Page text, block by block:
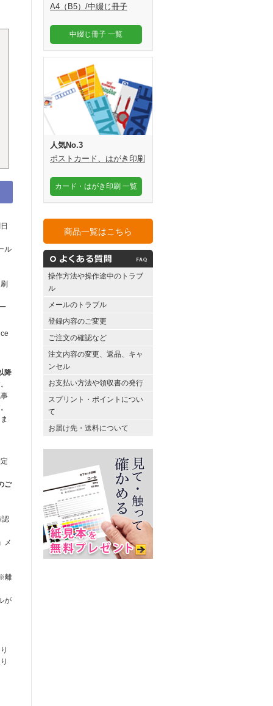
ル
降
ご
認
メ
離
が
A4（B5）/中綴じ冊子
中綴じ冊子 一覧
人気No.3
ポストカード、はがき印刷
カード・はがき印刷 一覧
商品一覧はこちら
操作方法や操作途中のトラブ
ル
メールのトラブル
登録内容のご変更
ご注文の確認など
注文内容の変更、返品、キャ
ンセル
お支払い方法や領収書の発行
スプリント・ポイントについ
て
お届け先・送料について